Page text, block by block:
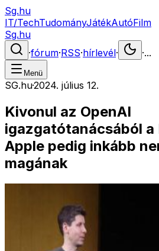
Sg.hu
IT/TechTudományJátékAutóFilm
Sg.hu
·fórum·RSS·hírlevél· ·...
Menü
SG.hu·2024. július 12.
Kivonul az OpenAI
igazgatótanácsából
Apple pedig inkább
magának